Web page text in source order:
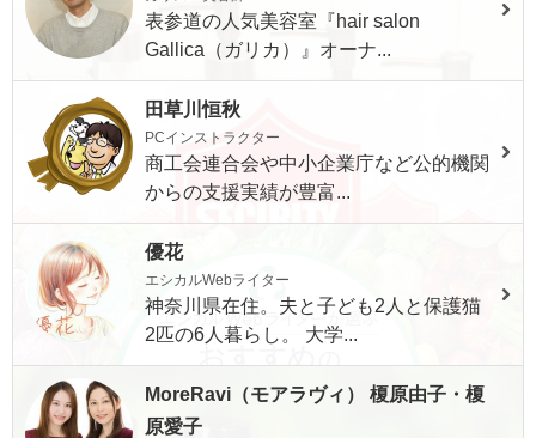
表参道の人気美容室『hair salon
Gallica（ガリカ）』オーナ...
田草川恒秋
PCインストラクター
商工会連合会や中小企業庁など公的機関
からの支援実績が豊富...
優花
エシカルWebライター
神奈川県在住。夫と子ども2人と保護猫
2匹の6人暮らし。 大学...
MoreRavi（モアラヴィ） 榎原由子・榎
原愛子